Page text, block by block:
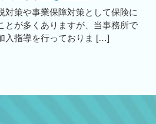
対策や事業保障対策として保険に
とが多くありますが、当事務所で
入指導を行っておりま […]